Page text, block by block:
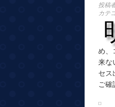
投稿
カテ
め、
来な
セス
ご確